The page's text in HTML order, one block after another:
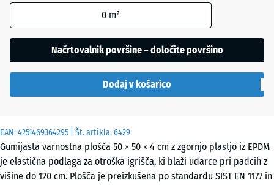
EAN:4251469364295 | Št. artikla:6429
Gumijasta varnostna plošča 50 × 50 × 4 cm z zgornjo plastjo iz EPDM
je elastična podlaga za otroška igrišča, ki blaži udarce pri padcih z
višine do 120 cm. Plošča je preizkušena po standardu SIST EN 1177 in
Levandula
Sivi
granit
0 m²
Načrtovalnik površine – določite površino
Dodaj v košarico